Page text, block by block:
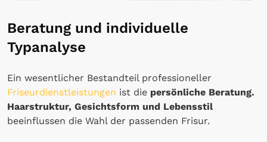
Beratung und individuelle
Typanalyse
Ein wesentlicher Bestandteil professioneller
Friseurdienstleistungen ist die persönliche Beratung.
Haarstruktur, Gesichtsform und Lebensstil
beeinflussen die Wahl der passenden Frisur.